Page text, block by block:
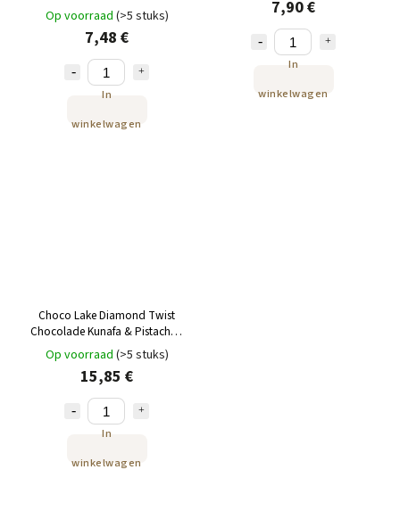
Pistachio Dubai witte chocolade
gevuld met pistachecrème en
kunafvulling 190 g
Op voorraad (>5 stuks)
7,48 €
In
winkelwagen
7,90 €
In
winkelwagen
Choco Lake Diamond Twist
Chocolade Kunafa & Pistache –
melkchocoladepralines met
vulling 600 g
Op voorraad (>5 stuks)
15,85 €
In
winkelwagen